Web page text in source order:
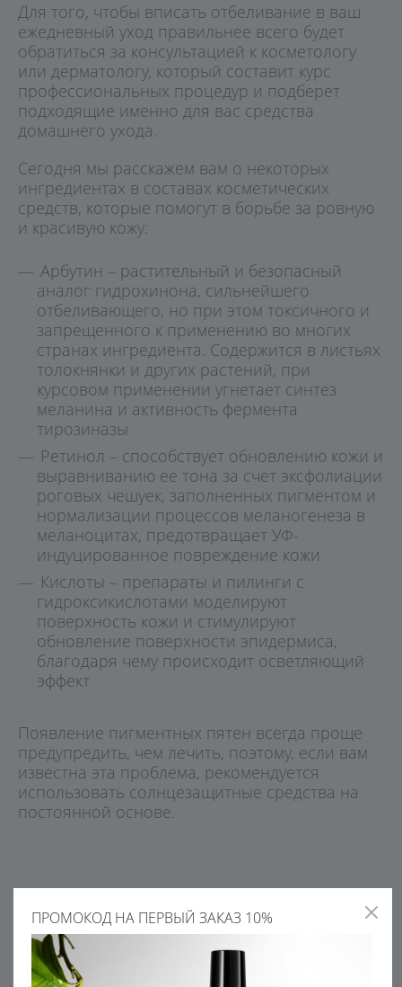
Для того, чтобы вписать отбеливание в ваш
ежедневный уход правильнее всего будет
обратиться за консультацией к косметологу
или дерматологу, который составит курс
профессиональных процедур и подберет
подходящие именно для вас средства
домашнего ухода.
Сегодня мы расскажем вам о некоторых
ингредиентах в составах косметических
средств, которые помогут в борьбе за ровную
и красивую кожу:
Арбутин – растительный и безопасный
аналог гидрохинона, сильнейшего
отбеливающего, но при этом токсичного и
запрещенного к применению во многих
странах ингредиента. Содержится в листьях
толокнянки и других растений, при
курсовом применении угнетает синтез
меланина и активность фермента
тирозиназы
Ретинол – способствует обновлению кожи и
выравниванию ее тона за счет эксфолиации
роговых чешуек, заполненных пигментом и
нормализации процессов меланогенеза в
меланоцитах, предотвращает УФ-
индуцированное повреждение кожи
Кислоты – препараты и пилинги с
гидроксикислотами моделируют
поверхность кожи и стимулируют
обновление поверхности эпидермиса,
благодаря чему происходит осветляющий
эффект
Появление пигментных пятен всегда проще
предупредить, чем лечить, поэтому, если вам
известна эта проблема, рекомендуется
использовать солнцезащитные средства на
постоянной основе.
ПРОМОКОД НА ПЕРВЫЙ ЗАКАЗ 10%